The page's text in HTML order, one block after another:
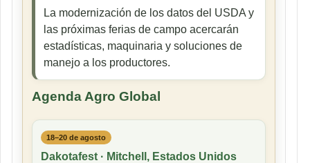
La modernización de los datos del USDA y
las próximas ferias de campo acercarán
estadísticas, maquinaria y soluciones de
manejo a los productores.
Agenda Agro Global
18–20 de agosto
Dakotafest · Mitchell, Estados Unidos